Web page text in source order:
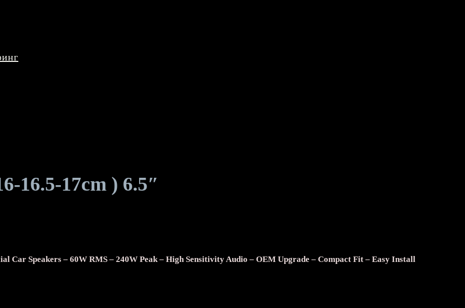
16.5-17cm ) 6.5″
Car Speakers – 60W RMS – 240W Peak – High Sensitivity Audio – OEM Upgrade – Compact Fit – Easy Install